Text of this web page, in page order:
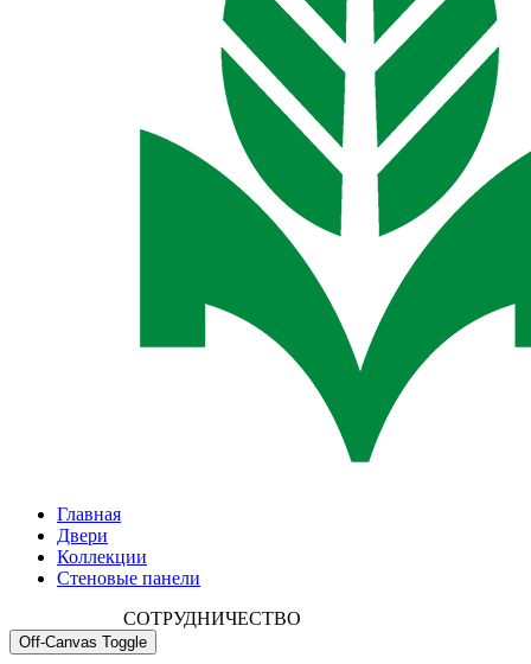
Главная
Двери
Коллекции
Стеновые панели
СОТРУДНИЧЕСТВО
Off-Canvas Toggle